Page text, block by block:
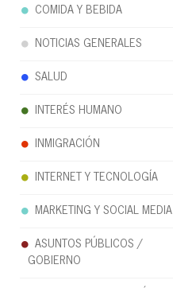
COMIDA Y BEBIDA
NOTICIAS GENERALES
SALUD
INTERÉS HUMANO
INMIGRACIÓN
INTERNET Y TECNOLOGÍA
MARKETING Y SOCIAL MEDIA
ASUNTOS PÚBLICOS /
GOBIERNO